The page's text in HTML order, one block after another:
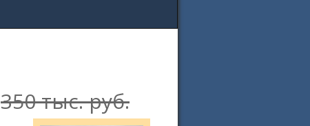
350 тыс. руб.